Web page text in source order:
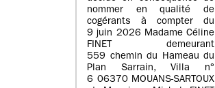
nommer en qualité de
cogérants à compter du
9 juin 2026 Madame Céline
FINET demeurant
559 chemin du Hameau du
Plan Sarrain, Villa n°
6 06370 MOUANS-SARTOUX